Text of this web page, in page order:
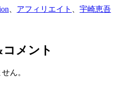
アフィリエイト 宇崎恵吾
メント
ん。